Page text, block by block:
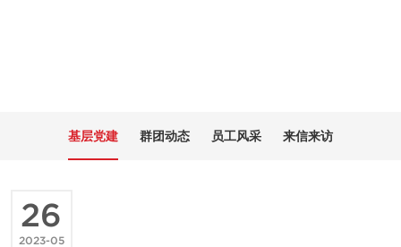
基层党建 群团动态 员工风采 来信来访
26
2023-05